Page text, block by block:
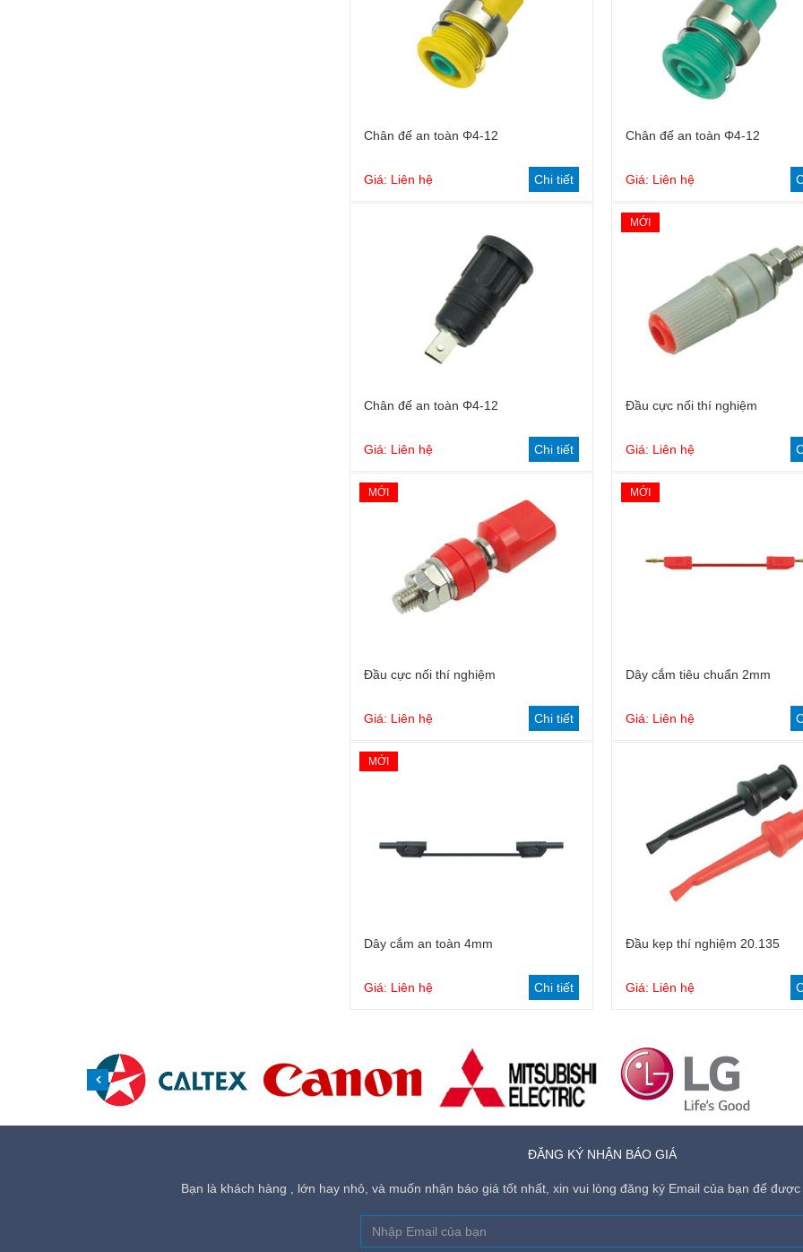
Chân đế an toàn Φ4-12
Giá: Liên hệ Chi tiết
Chân đế an toàn Φ4-12
Giá: Liên hệ
Chân đế an toàn Φ4-12
Giá: Liên hệ Chi tiết
MỚI
Đầu cực nối thí nghiệm
Giá: Liên hệ
MỚI
Đầu cực nối thí nghiệm
Giá: Liên hệ Chi tiết
MỚI
Dây cắm tiêu chuẩn 2mm
Giá: Liên hệ
MỚI
Dây cắm an toàn 4mm
Giá: Liên hệ Chi tiết
Đầu kẹp thí nghiệm 20.135
Giá: Liên hệ
ĐĂNG KÝ NHẬN BÁO GIÁ
Bạn là khách hàng , lớn hay nhỏ, và muốn nhận báo giá tốt nhất, xin vui lòng đăng ký Email của bạn để